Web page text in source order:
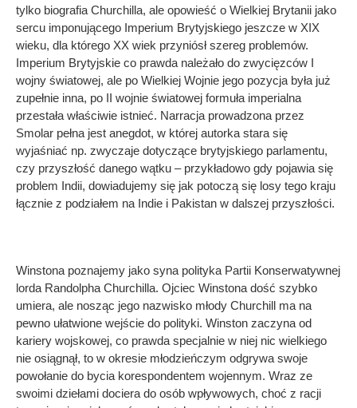
tylko biografia Churchilla, ale opowieść o Wielkiej Brytanii jako
sercu imponującego Imperium Brytyjskiego jeszcze w XIX
wieku, dla którego XX wiek przyniósł szereg problemów.
Imperium Brytyjskie co prawda należało do zwycięzców I
wojny światowej, ale po Wielkiej Wojnie jego pozycja była już
zupełnie inna, po II wojnie światowej formuła imperialna
przestała właściwie istnieć. Narracja prowadzona przez
Smolar pełna jest anegdot, w której autorka stara się
wyjaśniać np. zwyczaje dotyczące brytyjskiego parlamentu,
czy przyszłość danego wątku – przykładowo gdy pojawia się
problem Indii, dowiadujemy się jak potoczą się losy tego kraju
łącznie z podziałem na Indie i Pakistan w dalszej przyszłości.
Winstona poznajemy jako syna polityka Partii Konserwatywnej
lorda Randolpha Churchilla. Ojciec Winstona dość szybko
umiera, ale nosząc jego nazwisko młody Churchill ma na
pewno ułatwione wejście do polityki. Winston zaczyna od
kariery wojskowej, co prawda specjalnie w niej nic wielkiego
nie osiągnął, to w okresie młodzieńczym odgrywa swoje
powołanie do bycia korespondentem wojennym. Wraz ze
swoimi dziełami dociera do osób wpływowych, choć z racji